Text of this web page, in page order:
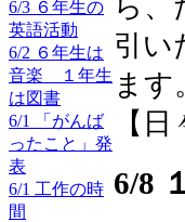
6/3 ６年生の
英語活動
6/2 ６年生は
音楽 １年生
は図書
6/1 「がんば
ったこと」発
表
6/1 工作の時
間
ら、
引い
ま
【
6/8